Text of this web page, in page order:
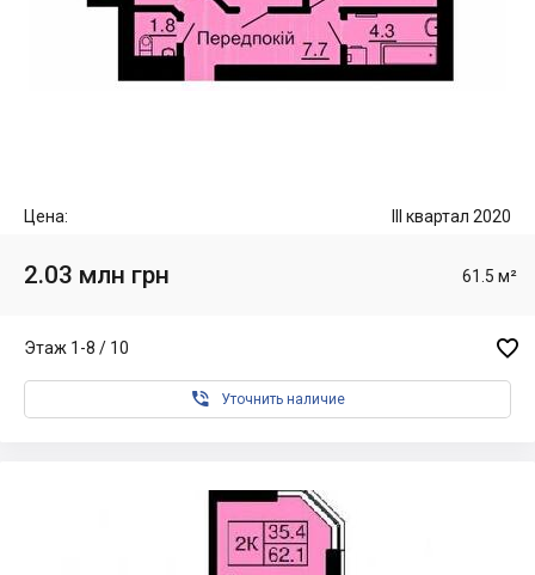
Цена: III квартал 2020
2.03 млн грн 61.5 м²
Этаж 1-8 / 10 
 Уточнить наличие